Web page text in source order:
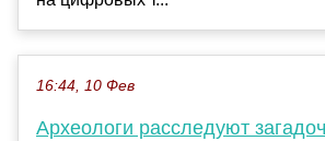
16:44, 10 Фев
Археологи расследуют